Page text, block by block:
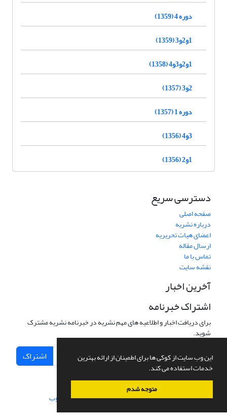
این وب سایت از کوکی ها برای اطمینان از ارائه بهترین
خدمات استفاده می کند.
متوجه شدم
دوره 4 (1359)
1و2و3 (1359)
1و2و3و4 (1358)
2و3 (1357)
دوره 1 (1357)
3و4 (1356)
1و2 (1356)
دسترسی سریع
صفحه اصلی
درباره نشریه
اعضای هیات تحریریه
ارسال مقاله
تماس با ما
نقشه سایت
آخرین اخبار
اشتراک خبرنامه
برای دریافت اخبار و اطلاعیه های مهم نشریه در خبرنامه نشریه مشترک
شوید.
اشتراک
سامانه مدیریت نشریات علمی.طراحی و پیاده سازی از سیناوب